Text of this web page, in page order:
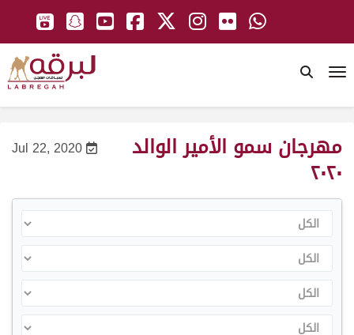
Jul 22, 2020 مهرجان سمو الأمير الوالد
٢٠٢٠
الكل
الكل
الكل
الكل